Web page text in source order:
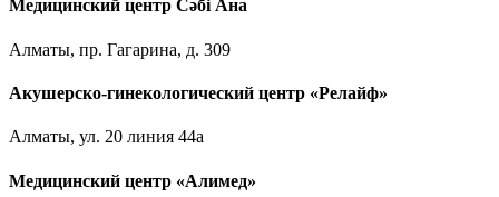
Медицинский центр Сәбі Ана
Алматы, пр. Гагарина, д. 309
Акушерско-гинекологический центр «Релайф»
Алматы, ул. 20 линия 44а
Медицинский центр «Алимед»